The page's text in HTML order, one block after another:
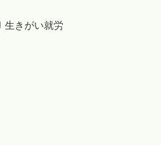
生きがい就労